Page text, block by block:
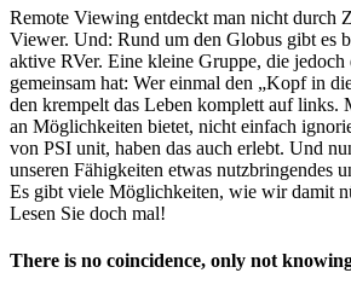
Bar
Area
Remote Viewing entdeckt man nicht durch
Viewer. Und: Rund um den Globus gibt es
aktive RVer. Eine kleine Gruppe, die jedoch
gemeinsam hat: Wer einmal den „Kopf in
den krempelt das Leben komplett auf links.
an Möglichkeiten bietet, nicht einfach
von PSI unit, haben das auch erlebt. Und
unseren Fähigkeiten etwas nutzbringendes
Es gibt viele Möglichkeiten, wie wir damit
Lesen Sie doch mal!
There is no coincidence, only not